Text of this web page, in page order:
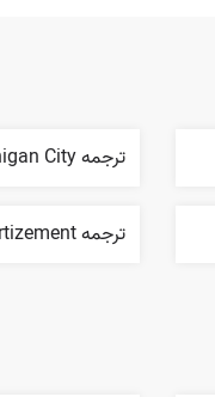
ترجمه Michigan City
ترجمه amortizement